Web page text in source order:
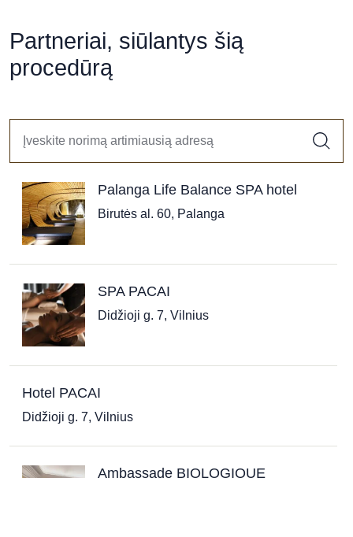
Partneriai, siūlantys šią
procedūrą
Palanga Life Balance SPA hotel
Birutės al. 60, Palanga
SPA PACAI
Didžioji g. 7, Vilnius
Hotel PACAI
Didžioji g. 7, Vilnius
Ambassade BIOLOGIQUE